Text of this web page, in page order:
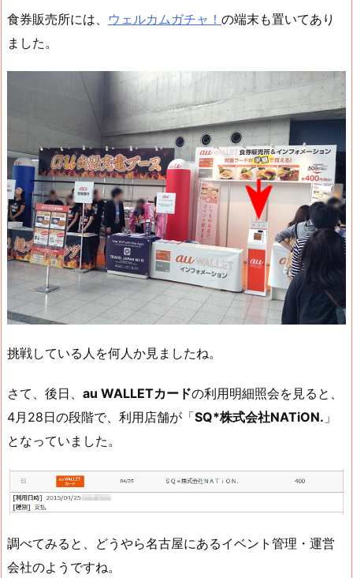
食券販売所には、 ウェルカムガチャ！ の端末も置いてあり
ました。
挑戦している人を何人か見ましたね。
さて、後日、 au WALLETカードの利用明細照会を見ると、
4月28日の段階で、利用店舗が「SQ*株式会社NATiON. 」
となっていました。
調べてみると、どうやら名古屋にあるイベント管理・運営
会社のようですね。